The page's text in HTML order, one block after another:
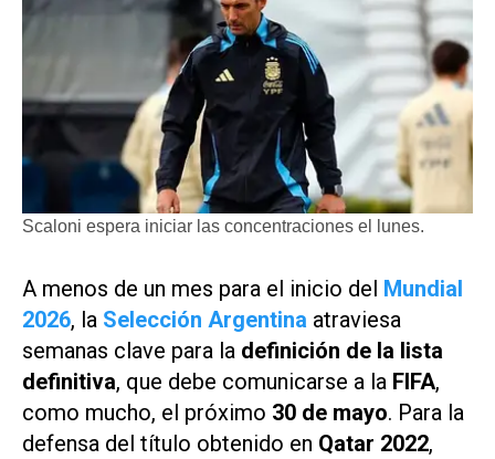
Scaloni espera iniciar las concentraciones el lunes.
A menos de un mes para el inicio del Mundial
2026, la Selección Argentina atraviesa
semanas clave para la definición de la lista
definitiva, que debe comunicarse a la FIFA,
como mucho, el próximo 30 de mayo. Para la
defensa del título obtenido en Qatar 2022,